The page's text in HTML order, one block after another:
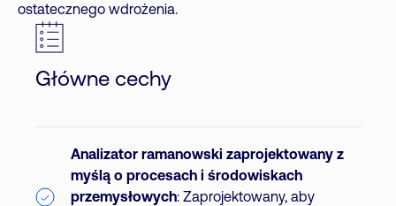
ostatecznego wdrożenia.
Główne cechy
Analizator ramanowski zaprojektowany z
myślą o procesach i środowiskach
przemysłowych: Zaprojektowany, aby